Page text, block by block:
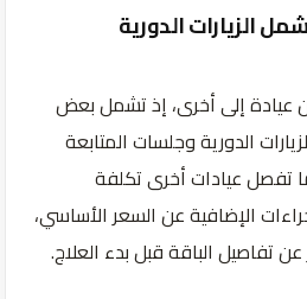
الزيارات الدورية
عيادة إلى أخرى، إذ تشمل بعض
الدورية وجلسات المتابعة
تفصل عيادات أخرى تكلفة
الإضافية عن السعر الأساسي،
تفاصيل الباقة قبل بدء العلاج.